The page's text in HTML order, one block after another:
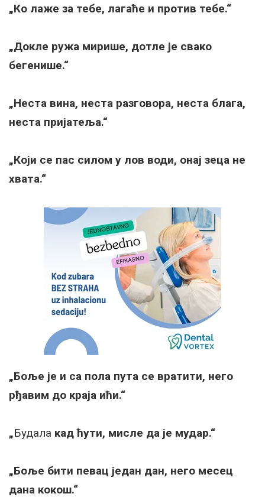
„Ко лаже за тебе, лагаће и против тебе.“
„Докле ружа мирише, дотле је свако
бегенише.“
„Неста вина, неста разговора, неста блага,
неста пријатеља.“
„Који се пас силом у лов води, онај зеца не
хвата.“
„Боље је и са пола пута се вратити, него
рђавим до краја ићи.“
„Будала кад ћути, мисле да је мудар.“
„Боље бити певац један дан, него месец
дана кокош.“